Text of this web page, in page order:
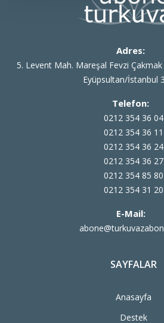
Adres:
5. Levent Mah. Mareşal Fevzi
Eyüpsultan/İstanbul
Telefon:
0212 354 36 04
0212 354 36 11
0212 354 36 24
0212 354 36 27
0212 354 85 80
0212 354 31 20
E-Mail:
SAYFALAR
Anasayfa
Destek